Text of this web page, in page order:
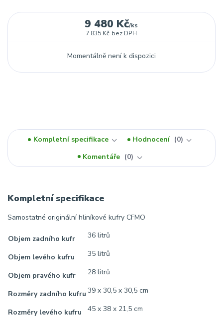
9 480 Kč/ks
7 835 Kč bez DPH
Momentálně není k dispozici
Kompletní specifikace Hodnocení
0
Komentáře
0
Kompletní specifikace
Samostatné originální hliníkové kufry CFMO
Objem zadního kufr 36 litrů
Objem levého kufru 35 litrů
Objem pravého kufr 28 litrů
Rozměry zadního kufru 39 x 30,5 x 30,5 cm
Rozměry levého kufru 45 x 38 x 21,5 cm